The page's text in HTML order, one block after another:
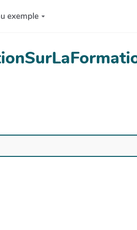
exemple